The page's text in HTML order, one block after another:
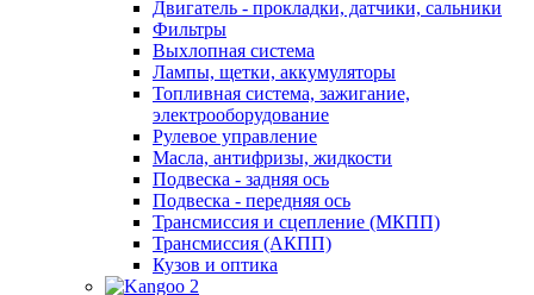
Двигатель - прокладки, датчики, сальники
Фильтры
Выхлопная система
Лампы, щетки, аккумуляторы
Топливная система, зажигание,
электрооборудование
Рулевое управление
Масла, антифризы, жидкости
Подвеска - задняя ось
Подвеска - передняя ось
Трансмиссия и сцепление (МКПП)
Трансмиссия (АКПП)
Кузов и оптика